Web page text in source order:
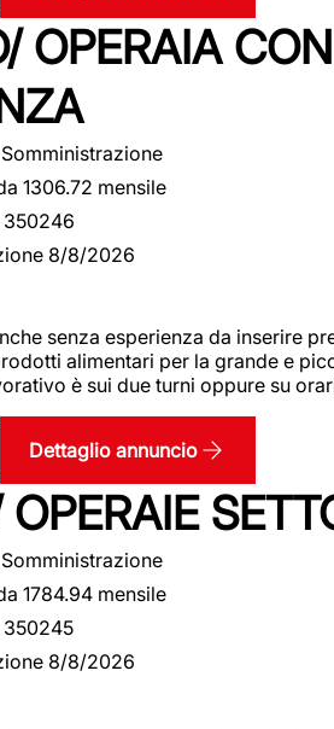
OPERAIA
Somministrazione
1306.72 mensile
350246
8/8/2026
senza esperienza da inserire
alimentari per la grande e
è sui due turni oppure su
Dettaglio annuncio
OPERAIE
Somministrazione
1784.94 mensile
350245
8/8/2026